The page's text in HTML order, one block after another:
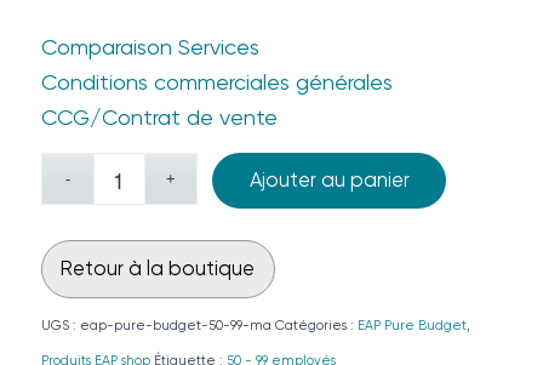
Comparaison Services
Conditions commerciales générales
CCG/Contrat de vente
Ajouter au panier
Retour à la boutique
UGS : eap-pure-budget-50-99-ma Catégories : EAP Pure Budget,
Produits EAP shop Étiquette : 50 - 99 employés